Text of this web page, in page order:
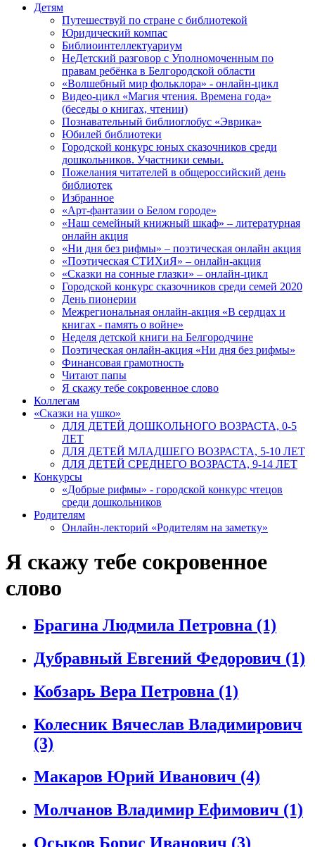
Детям
Путешествуй по стране с библиотекой
Юридический компас
Библиоинтеллектуариум
НеДетский разговор с Уполномоченным по
правам ребёнка в Белгородской области
«Волшебный мир фольклора» - онлайн-цикл
Видео-цикл «Магия чтения. Времена года»
(беседы о книгах, чтении)
Познавательный библиоглобус «Эврика»
Юбилей библиотеки
Городской конкурс юных сказочников среди
дошкольников. Участники семьи.
Пожелания читателей в общероссийский день
библиотек
Избранное
«Арт-фантазии о Белом городе»
«Наш семейный книжный шкаф» – литературная
онлайн акция
«Ни дня без рифмы» – поэтическая онлайн акция
«Поэтическая СТИХиЯ» – онлайн-акция
«Сказки на сонные глазки» – онлайн-цикл
Городской конкурс сказочников среди семей 2020
День пионерии
Межрегиональная онлайн-акция «В сердцах и
книгах - память о войне»
Неделя детской книги на Белгородчине
Поэтическая онлайн-акция «Ни дня без рифмы»
Финансовая грамотность
Читают папы
Я скажу тебе сокровенное слово
Коллегам
«Сказки на ушко»
ДЛЯ ДЕТЕЙ ДОШКОЛЬНОГО ВОЗРАСТА, 0-5
ЛЕТ
ДЛЯ ДЕТЕЙ МЛАДШЕГО ВОЗРАСТА, 5-10 ЛЕТ
ДЛЯ ДЕТЕЙ СРЕДНЕГО ВОЗРАСТА, 9-14 ЛЕТ
Конкурсы
«Добрые рифмы» - городской конкурс чтецов
среди дошкольников
Родителям
Онлайн-лекторий «Родителям на заметку»
Я скажу тебе сокровенное
слово
Брагина Людмила Петровна (1)
Дубравный Евгений Федорович (1)
Кобзарь Вера Петровна (1)
Колесник Вячеслав Владимирович
(3)
Макаров Юрий Иванович (4)
Молчанов Владимир Ефимович (1)
Осыков Борис Иванович (3)